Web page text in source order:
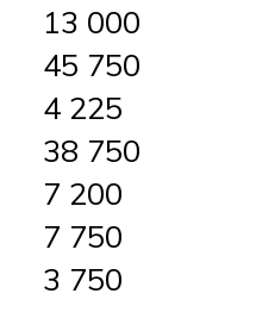
13 000
45 750
4 225
38 750
7 200
7 750
3 750